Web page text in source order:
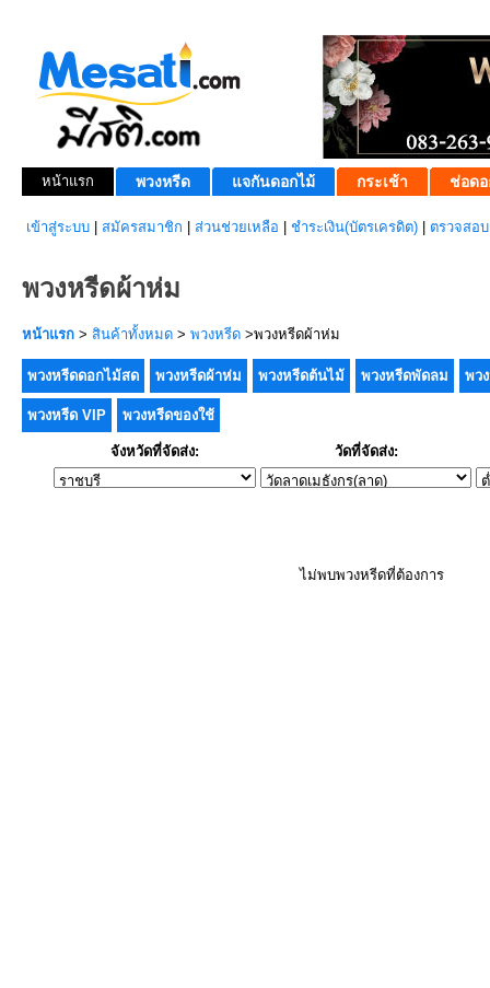
หน้าแรก พวงหรีด แจกันดอกไม้ กระเช้า ช่อดอ
เข้าสู่ระบบ สมัครสมาชิก ส่วนช่วยเหลือ ชำระเงิน(บัตรเครดิต) ตรวจสอ
พวงหรีดผ้าห่ม
หน้าแรก > สินค้าทั้งหมด > พวงหรีด >พวงหรีดผ้าห่ม
พวงหรีดดอกไม้สด พวงหรีดผ้าห่ม พวงหรีดต้นไม้ พวงหรีดพัดลม พว
พวงหรีด VIP พวงหรีดของใช้
จังหวัดที่จัดส่ง: วัดที่จัดส่ง:
ไม่พบพวงหรีดที่ต้องการ